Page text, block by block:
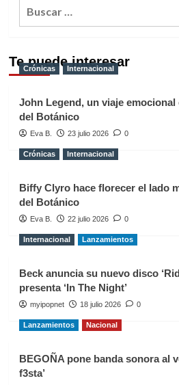
Te puede interesar
Crónicas Internacional
John Legend, un viaje emocional
del Botánico
Eva B. 23 julio 2026 0
Crónicas Internacional
Biffy Clyro hace florecer el lado
del Botánico
Eva B. 22 julio 2026 0
Internacional Lanzamientos
Beck anuncia su nuevo disco
presenta ‘In The Night’
myipopnet 18 julio 2026 0
Lanzamientos Nacional
BEGOÑA pone banda sonora al
f3sta’